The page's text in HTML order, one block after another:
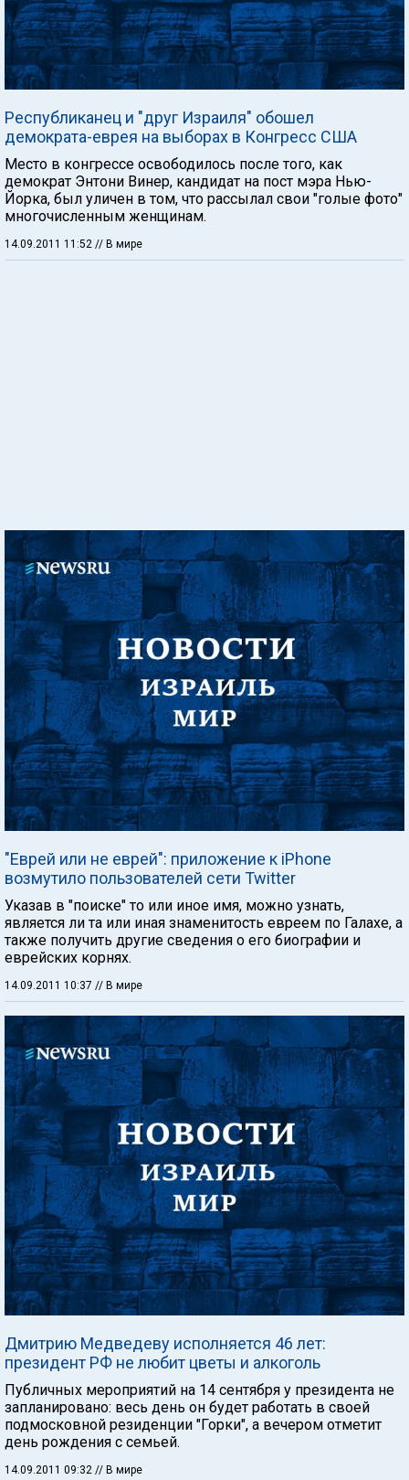
Республиканец и "друг Израиля" обошел
демократа-еврея на выборах в Конгресс США
Место в конгрессе освободилось после того, как
демократ Энтони Винер, кандидат на пост мэра Нью-
Йорка, был уличен в том, что рассылал свои "голые фото"
многочисленным женщинам.
14.09.2011 11:52 // В мире
"Еврей или не еврей": приложение к iPhone
возмутило пользователей сети Twitter
Указав в "поиске" то или иное имя, можно узнать,
является ли та или иная знаменитость евреем по Галахе, а
также получить другие сведения о его биографии и
еврейских корнях.
14.09.2011 10:37 // В мире
Дмитрию Медведеву исполняется 46 лет:
президент РФ не любит цветы и алкоголь
Публичных мероприятий на 14 сентября у президента не
запланировано: весь день он будет работать в своей
подмосковной резиденции "Горки", а вечером отметит
день рождения с семьей.
14.09.2011 09:32 // В мире